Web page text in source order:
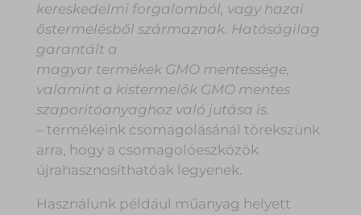
kereskedelmi forgalomból, vagy hazai
őstermelésből származnak. Hatóságilag
garantált a
magyar termékek GMO mentessége,
valamint a kistermelők GMO mentes
szaporítóanyaghoz való jutása is.
– termékeink csomagolásánál törekszünk
arra, hogy a csomagolóeszközök
újrahasznosíthatóak legyenek.
Használunk például műanyag helyett